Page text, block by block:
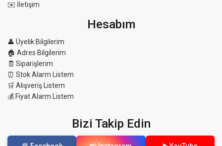
✉️ İletişim
Hesabım
👤 Üyelik Bilgilerim
🏠 Adres Bilgilerim
🧾 Siparişlerim
⏰ Stok Alarm Listem
🛒 Alışveriş Listem
💰 Fiyat Alarm Listem
Bizi Takip Edin